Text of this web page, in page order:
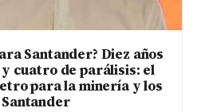
Santander? Diez años
cuatro de parálisis: el
para la minería y los